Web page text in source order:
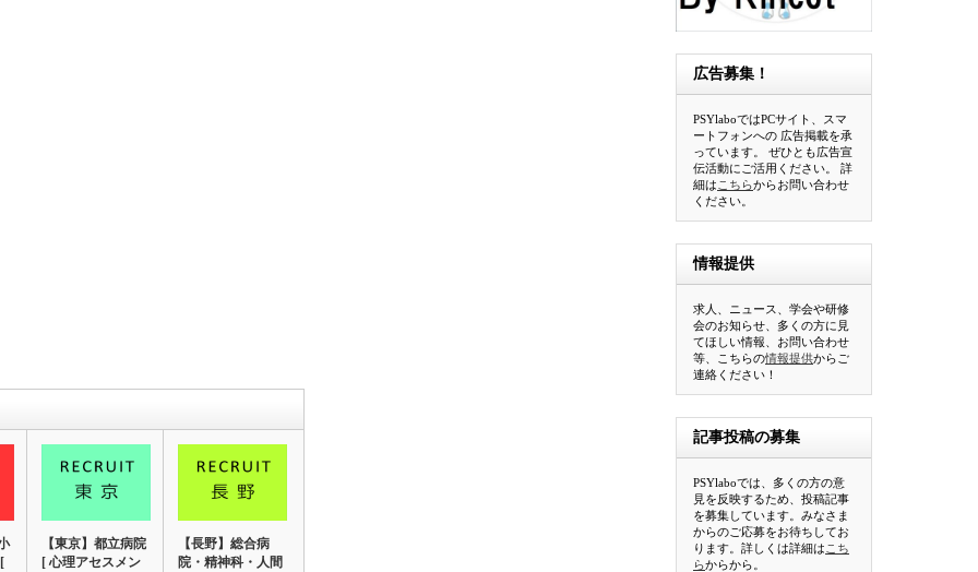
【東京】都立病院
[ 心理アセスメン
【長野】総合病
院・精神科・人間
広告募集！
PSYlaboではPCサイト、スマ
ートフォンへの 広告掲載を承
っています。 ぜひとも広告宣
伝活動にご活用ください。 詳
細は こちらからお問い合わせ
ください。
情報提供
求人、ニュース、学会や研修
会のお知らせ、多くの方に見
てほしい情報、お問い合わせ
等、こちらの情報提供からご
連絡ください！
記事投稿の募集
PSYlaboでは、多くの方の意
見を反映するため、投稿記事
を募集しています。みなさま
からのご応募をお待ちしてお
ります。詳しくは詳細は こち
らからから。